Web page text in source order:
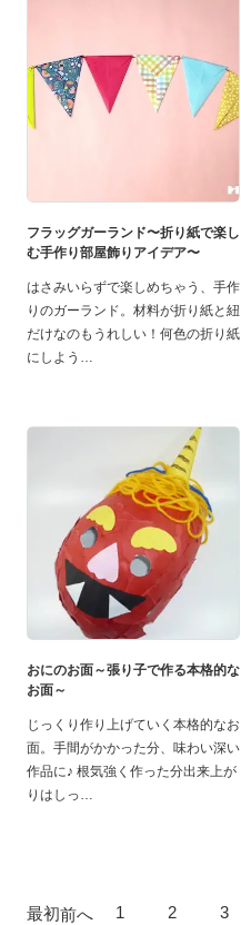
フラッグガーランド〜折り紙で楽し
む手作り部屋飾りアイデア〜
はさみいらずで楽しめちゃう、手作
りのガーランド。材料が折り紙と紐
だけなのもうれしい！何色の折り紙
にしよう
おにのお面～張り子で作る本格的な
お面～
じっくり作り上げていく本格的なお
面。手間がかかった分、味わい深い
作品に♪ 根気強く作った分出来上が
りはしっ
最初前へ 1 2 3